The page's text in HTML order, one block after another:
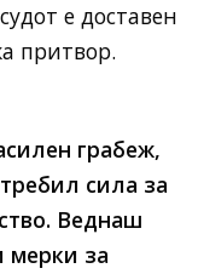
е доставен
притвор.
грабеж,
сила за
Веднаш
мерки за